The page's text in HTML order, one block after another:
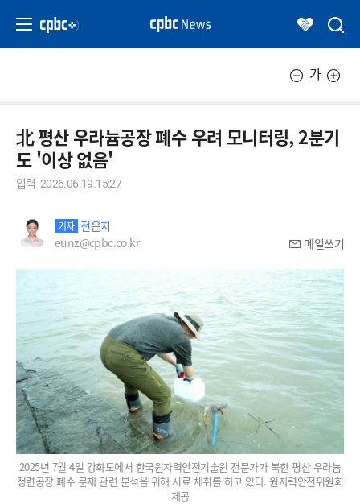
가
北 평산 우라늄공장 폐수 우려 모니터링, 2분기
도 '이상 없음'
입력 2026.06.19.15:27
기자 전은지
eunz@cpbc.co.kr
메일쓰기
2025년 7월 4일 강화도에서 한국원자력안전기술원 전문가가 북한 평산 우라늄
정련공장 폐수 문제 관련 분석을 위해 시료 채취를 하고 있다. 원자력안전위원회
제공